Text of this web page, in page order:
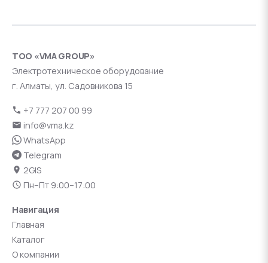
ТОО «VMA GROUP»
Электротехническое оборудование
г. Алматы, ул. Садовникова 15
+7 777 207 00 99
info@vma.kz
WhatsApp
Telegram
2GIS
Пн–Пт 9:00–17:00
Навигация
Главная
Каталог
О компании